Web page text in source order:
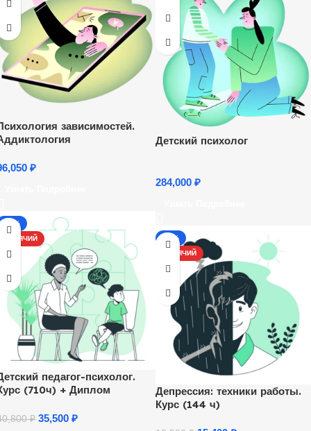
зависимостей.
₽
Детский психолог
284,000 ₽
-13%
ГОРЯЧИЙ
педагог-психолог.
(710ч) + Диплом
₽ 35,500 ₽
-17%
ГОРЯЧИЙ
Депрессия: техники работы.
Курс (144 ч)